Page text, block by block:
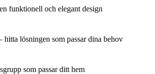
funktionell och elegant design
lösningen som passar dina behov
som passar ditt hem